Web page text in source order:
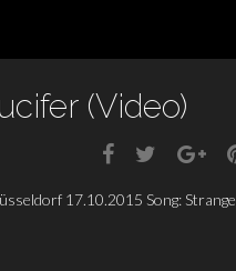
(Video)
17.10.2015 Song: Strange